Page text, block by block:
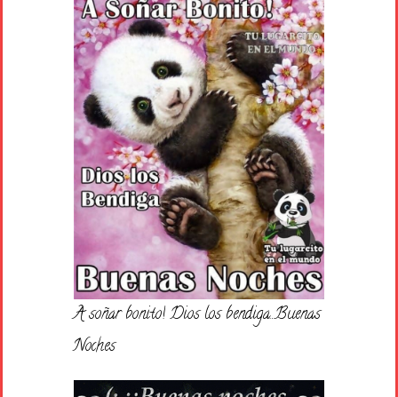
A soñar bonito! Dios los bendiga…Buenas
Noches